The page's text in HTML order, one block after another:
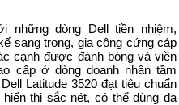
dòng Dell tiền nhiệm,
sang trọng, gia công cứng cáp
cạnh được đánh bóng và viền
cấp ở dòng doanh nhân tầm
Latitude 3520 đạt tiêu chuẩn
thị sắc nét, có thể dùng đa